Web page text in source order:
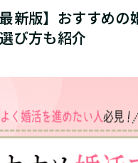
最新版】おすすめ
び方も紹介